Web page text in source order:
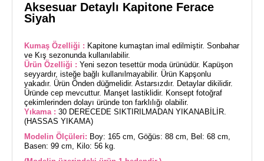
Aksesuar Detaylı Kapitone Ferace
Siyah
Kumaş Özelliği : Kapitone kumaştan imal edilmiştir. Sonbahar
ve Kış sezonunda kullanılabilir.
Ürün Özelliği : Yeni sezon tesettür moda ürünüdür. Kapüşon
seyyardır, isteğe bağlı kullanılmayabilir. Ürün Kapşonlu
yakadır. Ürün Önden düğmelidir. Astarsızdır. Detaylar dikilidir.
Üründe cep mevcuttur. Manşet lastiklidir. Konsept fotoğraf
çekimlerinden dolayı üründe ton farklılığı olabilir.
Yıkama : 30 DERECEDE SIKTIRILMADAN YIKANABİLİR.
(HASSAS YIKAMA)
Modelin Ölçüleri: Boy: 165 cm, Göğüs: 88 cm, Bel: 68 cm,
Basen: 99 cm, Kilo: 56 kg.